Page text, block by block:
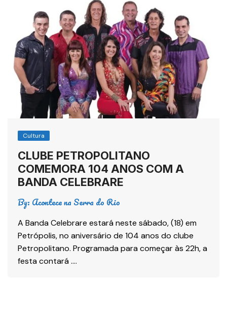
Cultura
CLUBE PETROPOLITANO
COMEMORA 104 ANOS COM A
BANDA CELEBRARE
By: Acontece na Serra do Rio
A Banda Celebrare estará neste sábado, (18) em
Petrópolis, no aniversário de 104 anos do clube
Petropolitano. Programada para começar às 22h, a
festa contará ….